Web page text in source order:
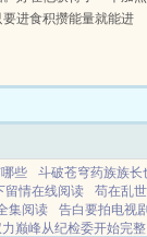
进食积攒能量就能进
些 斗破苍穹药族族长
留情在线阅读 苟在乱
集阅读 告白要拍电视
巅峰从纪检委开始完整